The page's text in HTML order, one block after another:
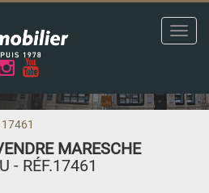
17461
MARESCHE
- RÉF.17461